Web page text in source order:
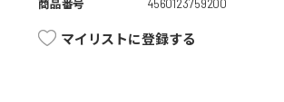
商品番号
4560123759200
マイリストに登録する